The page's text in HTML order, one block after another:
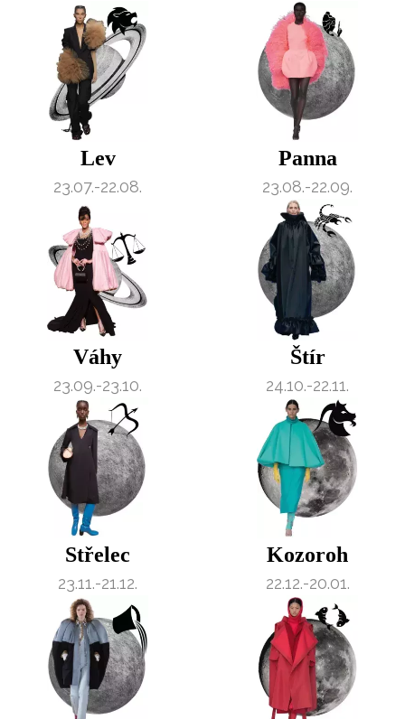
Lev
23.07.-22.08.
Panna
23.08.-22.09.
Váhy
23.09.-23.10.
Štír
24.10.-22.11.
Střelec
23.11.-21.12.
Kozoroh
22.12.-20.01.